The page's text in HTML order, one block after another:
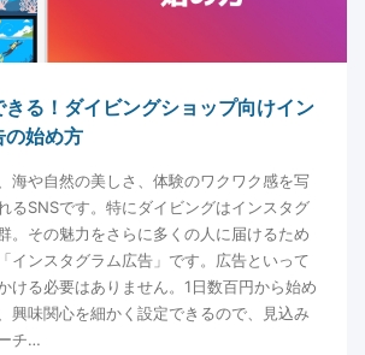
る！ダイビングショップ向けイン
の始め方
海や自然の美しさ、体験のワクワク感を写
るSNSです。特にダイビングはインスタグ
。その魅力をさらに多くの人に届けるため
インスタグラム広告」です。広告といって
ける必要はありません。1日数百円から始め
興味関心を細かく設定できるので、見込み
チ…